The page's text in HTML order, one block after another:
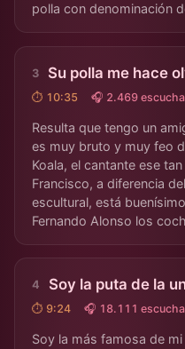
polla con denominación
Su polla me hace
⏱ 10:35 🎧 2.469
Resulta que tengo un
es muy bruto y muy feo
Koala, el cantante ese
Francisco, a diferencia
escultural, está
Fernando Alonso los
Soy la puta de la
⏱ 9:24 🎧 18.111
Soy la más famosa de